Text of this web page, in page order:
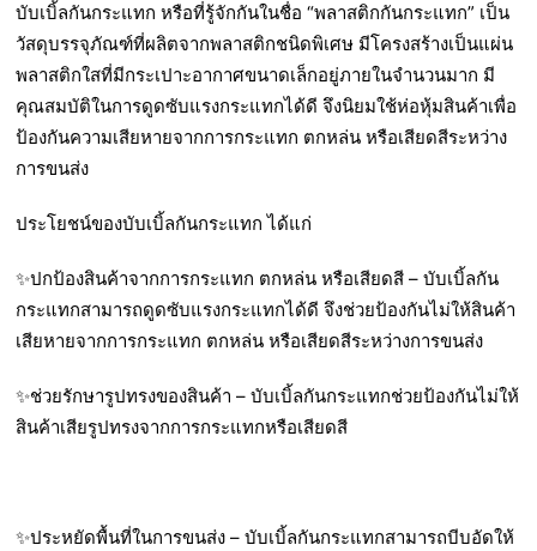
บับเบิ้ลกันกระแทก หรือที่รู้จักกันในชื่อ “พลาสติกกันกระแทก” เป็น
วัสดุบรรจุภัณฑ์ที่ผลิตจากพลาสติกชนิดพิเศษ มีโครงสร้างเป็นแผ่น
พลาสติกใสที่มีกระเปาะอากาศขนาดเล็กอยู่ภายในจำนวนมาก มี
คุณสมบัติในการดูดซับแรงกระแทกได้ดี จึงนิยมใช้ห่อหุ้มสินค้าเพื่อ
ป้องกันความเสียหายจากการกระแทก ตกหล่น หรือเสียดสีระหว่าง
การขนส่ง
ประโยชน์ของบับเบิ้ลกันกระแทก ได้แก่
✨ปกป้องสินค้าจากการกระแทก ตกหล่น หรือเสียดสี – บับเบิ้ลกัน
กระแทกสามารถดูดซับแรงกระแทกได้ดี จึงช่วยป้องกันไม่ให้สินค้า
เสียหายจากการกระแทก ตกหล่น หรือเสียดสีระหว่างการขนส่ง
✨ช่วยรักษารูปทรงของสินค้า – บับเบิ้ลกันกระแทกช่วยป้องกันไม่ให้
สินค้าเสียรูปทรงจากการกระแทกหรือเสียดสี
✨ประหยัดพื้นที่ในการขนส่ง – บับเบิ้ลกันกระแทกสามารถบีบอัดให้